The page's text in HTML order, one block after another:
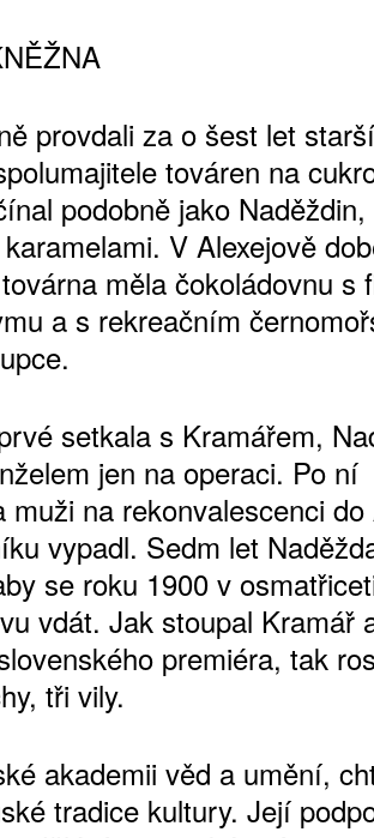
provdali za o šest let
továren na
podobně jako Naděždin,
V Alexejově
měla čokoládovnu s
a s rekreačním
setkala s Kramářem,
jen na operaci. Po ní
muži na rekonvalescenci
vypadl. Sedm let
se roku 1900 v
vdát. Jak stoupal Kramář
premiéra, tak
tři vily.
akademii věd a umění,
tradice kultury. Její